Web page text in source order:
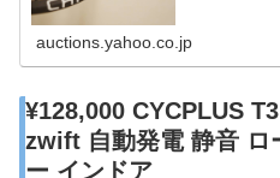
auctions.yahoo.co.jp
¥128,000 CYCPLUS
zwift 自動発電 静音 ロ
ー インドア